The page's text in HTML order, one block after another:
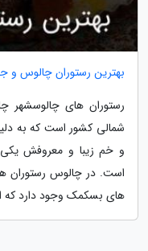
بهترین رستوران چالوس و
رستوران های چالوسشهر
شمالی کشور است که به
و خم زیبا و معروفش یکی
است. در چالوس رستوران
های بسکمک وجود دارد که